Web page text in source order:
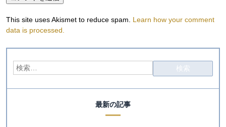
This site uses Akismet to reduce spam. Learn how your comment
data is processed.
最新の記事